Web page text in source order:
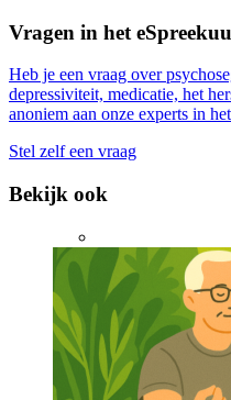
Vragen in het
Heb je een vraag over
depressiviteit, medicatie, het
anoniem aan onze experts in
Stel zelf een vraag
Bekijk ook